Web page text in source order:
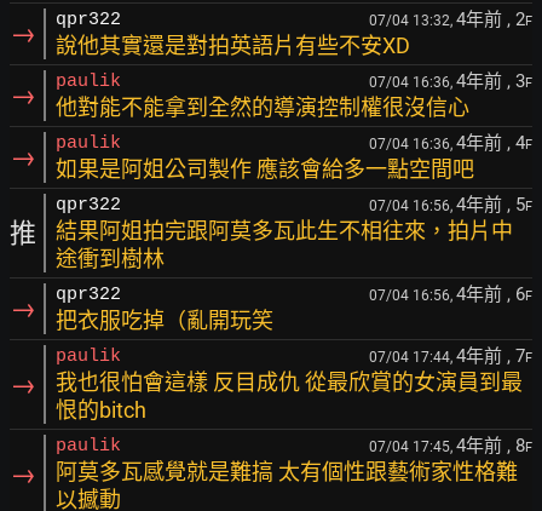
→ qpr322 07/04 13:32, 4年前 , 2F
說他其實還是對拍英語片有些不安XD
→ paulik 07/04 16:36, 4年前 , 3F
他對能不能拿到全然的導演控制權很沒信心
→ paulik 07/04 16:36, 4年前 , 4F
如果是阿姐公司製作 應該會給多一點空間吧
推
qpr322 07/04 16:56, 4年前 , 5F
結果阿姐拍完跟阿莫多瓦此生不相往來，拍片中
途衝到樹林
→ qpr322 07/04 16:56, 4年前 , 6F
把衣服吃掉（亂開玩笑
→
paulik 07/04 17:44, 4年前 , 7F
我也很怕會這樣 反目成仇 從最欣賞的女演員到最
恨的bitch
→
paulik 07/04 17:45, 4年前 , 8F
阿莫多瓦感覺就是難搞 太有個性跟藝術家性格難
以撼動